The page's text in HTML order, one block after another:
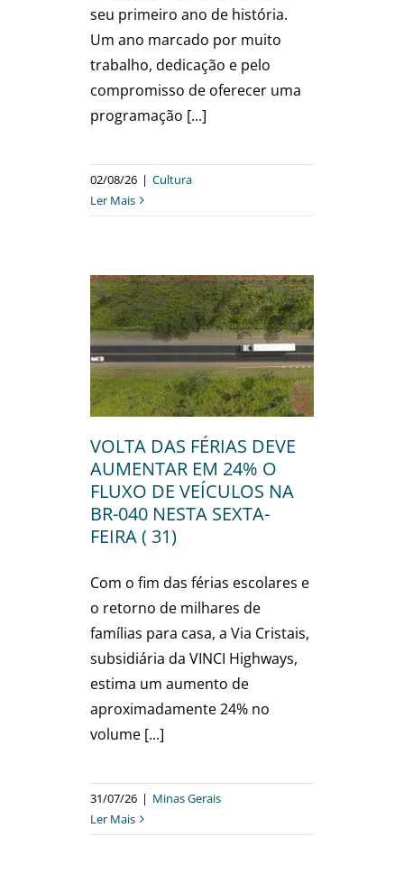
seu primeiro ano de história.
Um ano marcado por muito
trabalho, dedicação e pelo
compromisso de oferecer uma
programação [...]
02/08/26 | Cultura
Ler Mais
VOLTA DAS FÉRIAS DEVE
AUMENTAR EM 24% O
FLUXO DE VEÍCULOS NA
BR-040 NESTA SEXTA-
FEIRA ( 31)
Com o fim das férias escolares e
o retorno de milhares de
famílias para casa, a Via Cristais,
subsidiária da VINCI Highways,
estima um aumento de
aproximadamente 24% no
volume [...]
31/07/26 | Minas Gerais
Ler Mais